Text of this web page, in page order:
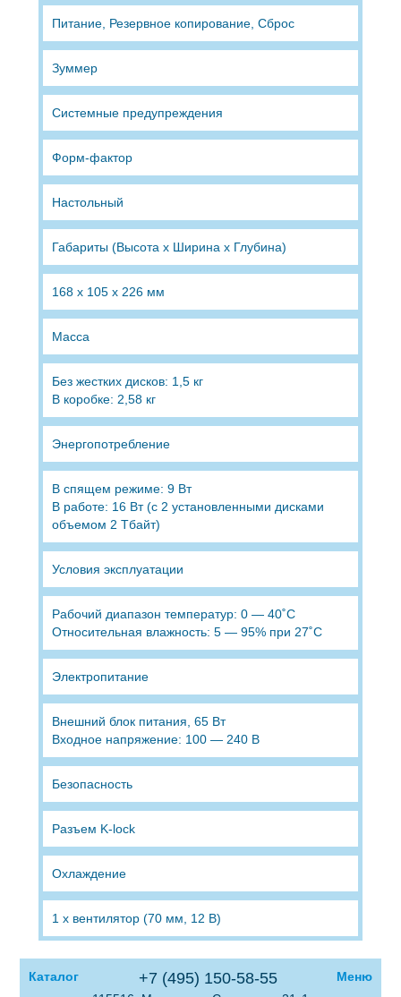
Питание, Резервное копирование, Сброс
Зуммер
Системные предупреждения
Форм-фактор
Настольный
Габариты (Высота х Ширина х Глубина)
168 x 105 x 226 мм
Масса
Без жестких дисков: 1,5 кг
В коробке: 2,58 кг
Энергопотребление
В спящем режиме: 9 Вт
В работе: 16 Вт (с 2 установленными дисками
объемом 2 Тбайт)
Условия эксплуатации
Рабочий диапазон температур: 0 — 40˚C
Относительная влажность: 5 — 95% при 27˚C
Электропитание
Внешний блок питания, 65 Вт
Входное напряжение: 100 — 240 В
Безопасность
Разъем K-lock
Охлаждение
1 х вентилятор (70 мм, 12 В)
Каталог +7 (495) 150-58-55
Меню